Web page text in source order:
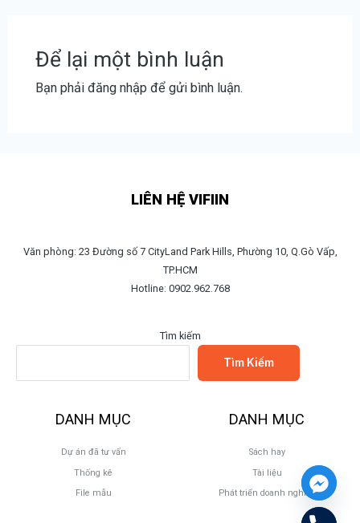
Để lại một bình luận
Bạn phải đăng nhậpđể gửi bình luận.
LIÊN HỆ VIFIIN
Văn phòng: 23 Đường số 7 CityLand Park Hills, Phường 10, Q.Gò Vấp,
TP.HCM
Hotline: 0902.962.768
Tìm kiếm
Tìm Kiếm
DANH MỤC
Dự án đã tư vấn
Thống kê
File mẫu
DANH MỤC
Sách hay
Tài liệu
Phát triển doanh nghiệp